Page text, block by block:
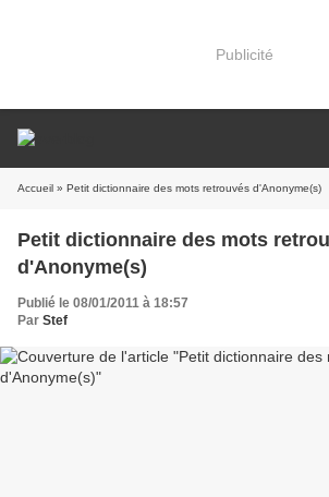
Publicité
Accueil » Petit dictionnaire des mots retrouvés d'Anonyme(s)
Petit dictionnaire des mots
d'Anonyme(s)
Publié le 08/01/2011 à 18:57
Par Stef